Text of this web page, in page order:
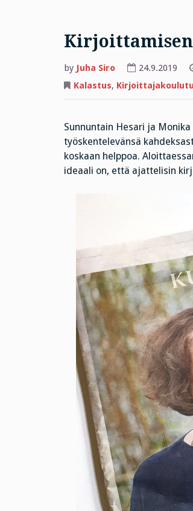
by Juha Siro 24.9.2019
Kalastus,
Sunnuntain Hesari ja
työskentelevänsä
koskaan helppoa.
ideaali on, että ajattelisin